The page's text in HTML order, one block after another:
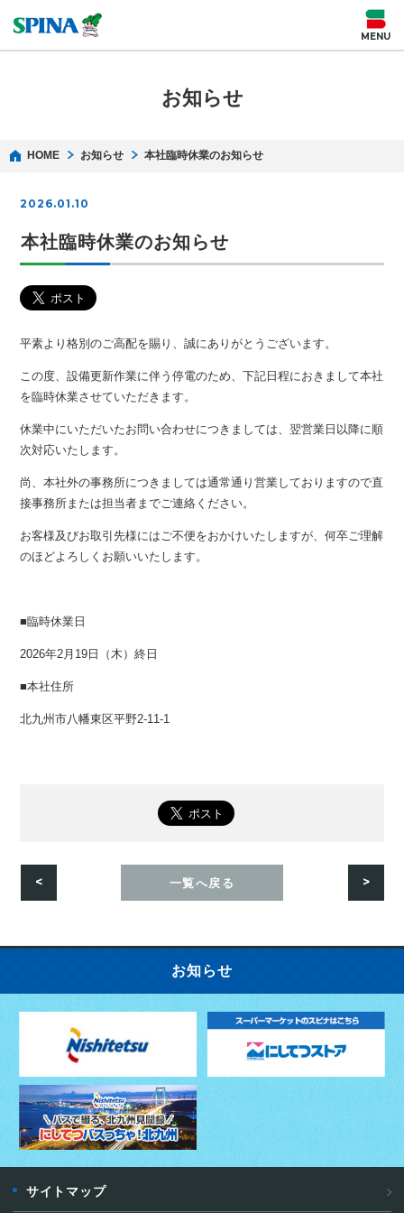
お知らせ
HOME お知らせ 本社臨時休業のお知らせ
お知らせ
2026.01.10
本社臨時休業のお知らせ
平素より格別のご高配を賜り、誠にありがとうございます。
この度、設備更新作業に伴う停電のため、下記日程におきまして本社
を臨時休業させていただきます。
休業中にいただいたお問い合わせにつきましては、翌営業日以降に順
次対応いたします。
尚、本社外の事務所につきましては通常通り営業しておりますので直
接事務所または担当者までご連絡ください。
お客様及びお取引先様にはご不便をおかけいたしますが、何卒ご理解
のほどよろしくお願いいたします。
■臨時休業日
2026年2月19日（木）終日
■本社住所
北九州市八幡東区平野2-11-1
< 一覧へ戻る >
サイトマップ